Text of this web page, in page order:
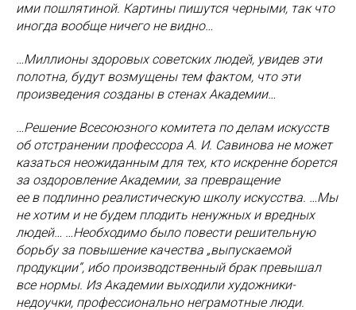
ими пошлятиной. Картины пишутся черными, так что
иногда вообще ничего не видно…
…Миллионы здоровых советских людей, увидев эти
полотна, будут возмущены тем фактом, что эти
произведения созданы в стенах Академии…
…Решение Всесоюзного комитета по делам искусств
об отстранении профессора А. И. Савинова не может
казаться неожиданным для тех, кто искренне борется
за оздоровление Академии, за превращение
ее в подлинно реалистическую школу искусства. …Мы
не хотим и не будем плодить ненужных и вредных
людей… …Необходимо было повести решительную
борьбу за повышение качества „выпускаемой
продукции“, ибо производственный брак превышал
все нормы. Из Академии выходили художники-
недоучки, профессионально неграмотные люди.